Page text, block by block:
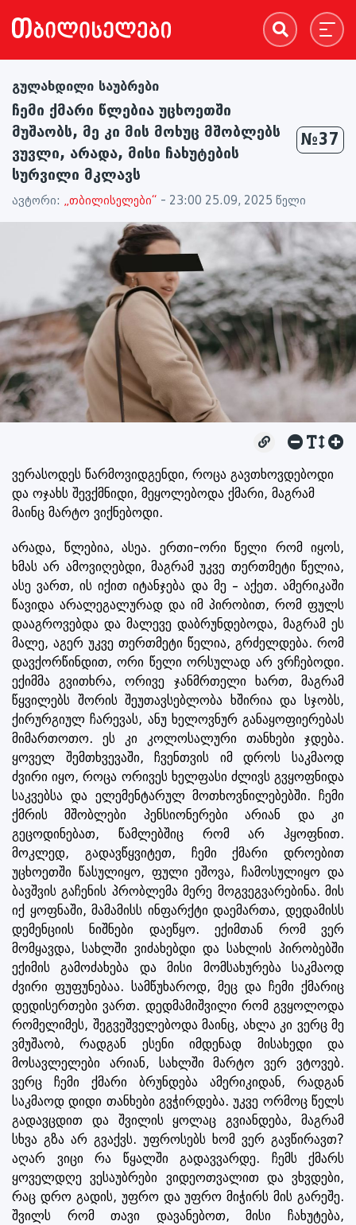
გულახდილი საუბრები
ჩემი ქმარი წლებია უცხოეთში
მუშაობს, მე კი მის მოხუც მშობლებს
ვუვლი, არადა, მისი ჩახუტების
სურვილი მკლავს
№37
ავტორი: „თბილისელები“ - 23:00 25.09, 2025 წელი
ვერასოდეს წარმოვიდგენდი, როცა გავთხოვდებოდი
და ოჯახს შევქმნიდი, მეყოლებოდა ქმარი, მაგრამ
მაინც მარტო ვიქნებოდი.
არადა, წლებია, ასეა. ერთი-ორი წელი რომ იყოს,
ხმას არ ამოვიღებდი, მაგრამ უკვე თერთმეტი წელია,
ასე ვართ, ის იქით იტანჯება და მე – აქეთ. ამერიკაში
წავიდა არალეგალურად და იმ პირობით, რომ ფულს
დააგროვებდა და მალევე დაბრუნდებოდა, მაგრამ ეს
მალე, აგერ უკვე თერთმეტი წელია, გრძელდება. რომ
დავქორწინდით, ორი წელი ორსულად არ ვრჩებოდი.
ექიმმა გვითხრა, ორივე ჯანმრთელი ხართ, მაგრამ
წყვილებს შორის შეუთავსებლობა ხშირია და სჯობს,
ქირურგიულ ჩარევას, ანუ ხელოვნურ განაყოფიერებას
მიმართოთო. ეს კი კოლოსალური თანხები ჯდება.
ყოველ შემთხვევაში, ჩვენთვის იმ დროს საკმაოდ
ძვირი იყო, როცა ორივეს ხელფასი ძლივს გვყოფნიდა
საკვებსა და ელემენტარულ მოთხოვნილებებში. ჩემი
ქმრის მშობლები პენსიონერები არიან და კი
გეცოდინებათ, წამლებშიც რომ არ ჰყოფნით.
მოკლედ, გადავწყვიტეთ, ჩემი ქმარი დროებით
უცხოეთში წასულიყო, ფული ეშოვა, ჩამოსულიყო და
ბავშვის გაჩენის პრობლემა მერე მოგვეგვარებინა. მის
იქ ყოფნაში, მამამისს ინფარქტი დაემართა, დედამისს
დემენციის ნიშნები დაეწყო. ექიმთან რომ ვერ
მომყავდა, სახლში ვიძახებდი და სახლის პირობებში
ექიმის გამოძახება და მისი მომსახურება საკმაოდ
ძვირი ფუფუნებაა. სამწუხაროდ, მეც და ჩემი ქმარიც
დედისერთები ვართ. დედმამიშვილი რომ გვყოლოდა
რომელიმეს, შეგვეშველებოდა მაინც, ახლა კი ვერც მე
ვმუშაობ, რადგან ესენი იმდენად მისახედი და
მოსავლელები არიან, სახლში მარტო ვერ ვტოვებ.
ვერც ჩემი ქმარი ბრუნდება ამერიკიდან, რადგან
საკმაოდ დიდი თანხები გვჭირდება. უკვე ორმოც წელს
გადავცდით და შვილის ყოლაც გვიანდება, მაგრამ
სხვა გზა არ გვაქვს. უფროსებს ხომ ვერ გავწირავთ?
აღარ ვიცი რა წყალში გადავვარდე. ჩემს ქმარს
ყოველდღე ვესაუბრები ვიდეოთვალით და ვხვდები,
რაც დრო გადის, უფრო და უფრო მიჭირს მის გარეშე.
შვილს რომ თავი დავანებოთ, მისი ჩახუტება,